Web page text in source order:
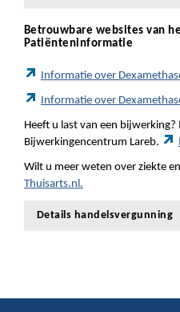
Betrouwbare websites van
Patiënteninformatie
Informatie over
Informatie over
Heeft u last van een
Bijwerkingencentrum Lareb.
Wilt u meer weten over ziekte
Thuisarts.nl.
Details handelsvergunning